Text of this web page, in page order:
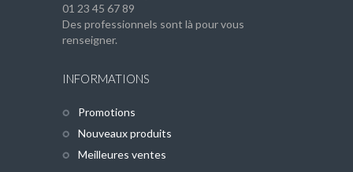
01 23 45 67 89
Des professionnels sont là pour vous
renseigner.
INFORMATIONS
Promotions
Nouveaux produits
Meilleures ventes